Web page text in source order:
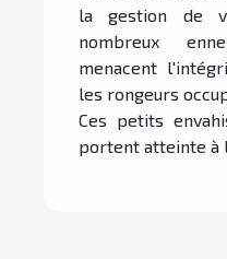
la gestion de
nombreux
menacent
les rongeurs
Ces petits
portent atteinte à